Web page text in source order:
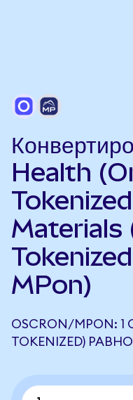
Health
Materials
MPon)
OSCRON/MPON: 1
TOKENIZED) РАВНО